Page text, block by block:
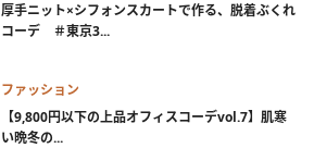
厚手ニット×シフォンスカートで作る、脱着ぶくれ
コーデ ＃東京3...
ファッション
【9,800円以下の上品オフィスコーデvol.7】肌寒
い晩冬の...